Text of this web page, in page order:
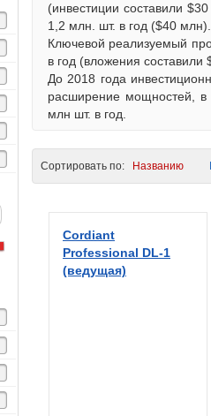
(инвестиции составили
1,2 млн. шт. в год ($40 млн).
Ключевой реализуемый
в год (вложения составили
До 2018 года
расширение мощностей, в
млн шт. в год.
Сортировать по: Названию
Cordiant
Professional DL-1
(ведущая)